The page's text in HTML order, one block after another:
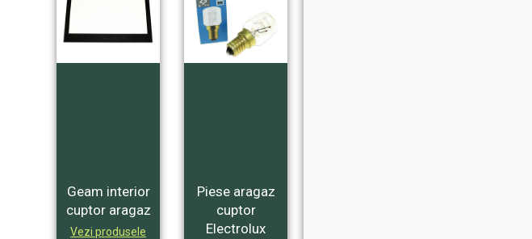
Geam interior
cuptor aragaz
Vezi produsele
Piese aragaz
cuptor
Electrolux